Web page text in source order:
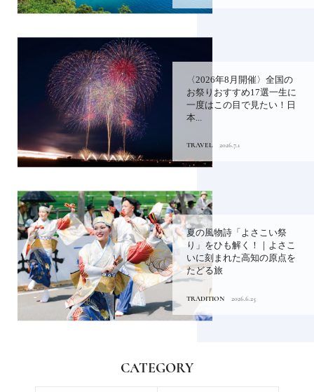
〈2026年8月開催〉全国の
お祭りおすすめ17選一生に
一度はこの目で見たい！日
本...
TRAVEL 2026.7.1
夏の風物詩「よさこい祭
り」をひも解く！｜よさこ
いに刻まれた高知の原点を
たどる旅
TRADITION 2026.6.25
CATEGORY